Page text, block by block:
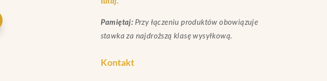
Pamiętaj: Przy łączeniu produktów obowiązuje
stawka za najdroższą klasę wysyłkową.
Kontakt